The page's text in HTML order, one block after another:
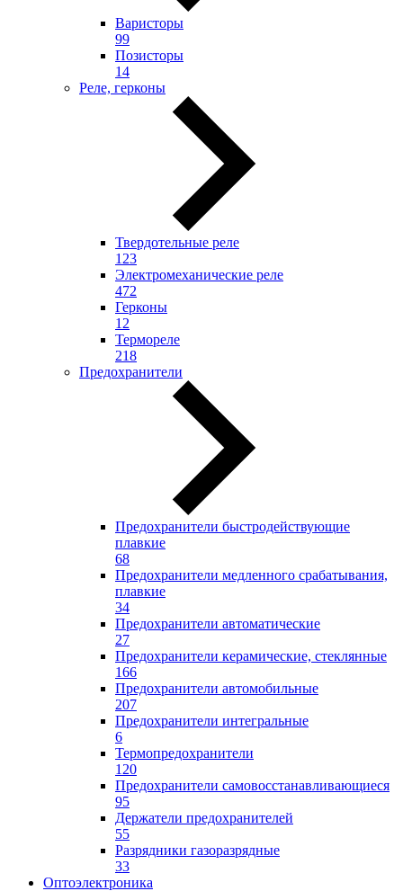
Варисторы
99
Позисторы
14
Реле, герконы
Твердотельные реле
123
Электромеханические реле
472
Герконы
12
Термореле
218
Предохранители
Предохранители быстродействующие
плавкие
68
Предохранители медленного срабатывания,
плавкие
34
Предохранители автоматические
27
Предохранители керамические, стеклянные
166
Предохранители автомобильные
207
Предохранители интегральные
6
Термопредохранители
120
Предохранители самовосстанавливающиеся
95
Держатели предохранителей
55
Разрядники газоразрядные
33
Оптоэлектроника